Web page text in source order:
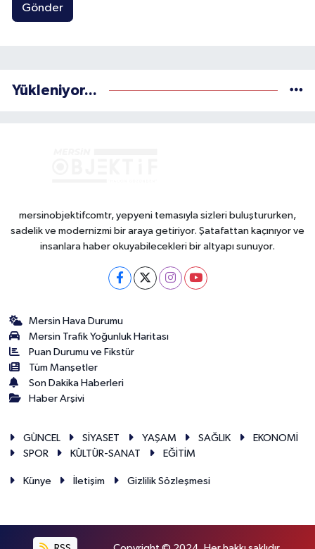
Gönder
Yükleniyor...
mersinobjektifcomtr, yepyeni temasıyla sizleri buluştururken,
sadelik ve modernizmi bir araya getiriyor. Şatafattan kaçınıyor ve
insanlara haber okuyabilecekleri bir altyapı sunuyor.
Mersin Hava Durumu
Mersin Trafik Yoğunluk Haritası
Puan Durumu ve Fikstür
Tüm Manşetler
Son Dakika Haberleri
Haber Arşivi
GÜNCEL SİYASET YAŞAM SAĞLIK
EKONOMİ
SPOR
KÜLTÜR-SANAT EĞİTİM
Künye İletişim Gizlilik Sözleşmesi